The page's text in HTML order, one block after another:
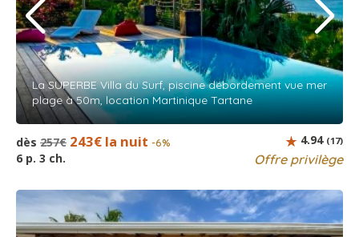
La SUPERBE Villa du Surf, piscine débordement vue mer
plage à 50m, location Martinique Tartane
dès 257€ 243€ la nuit -6%
6 p. 3 ch. Offre privilège
4.94 (17)